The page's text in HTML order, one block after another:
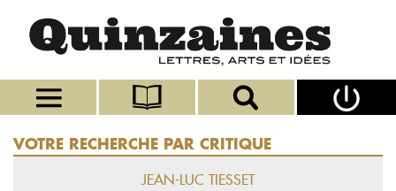
VOTRE RECHERCHE PAR CRITIQUE
JEAN-LUC TIESSET